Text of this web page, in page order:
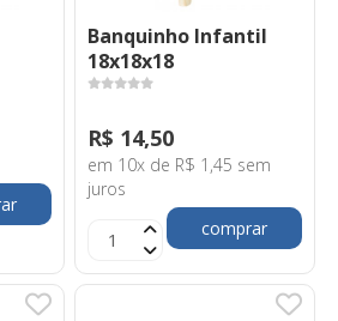
Banquinho Infantil
18x18x18
R$ 14,50
em 10x de R$ 1,45 sem
juros
comprar